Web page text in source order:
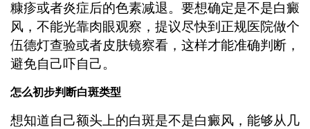
糠疹或者炎症后的色素减退。要想确定是不是白癜
风，不能光靠肉眼观察，提议尽快到正规医院做个
伍德灯查验或者皮肤镜察看，这样才能准确判断，
避免自己吓自己。
怎么初步判断白斑类型
想知道自己额头上的白斑是不是白癜风，能够从几